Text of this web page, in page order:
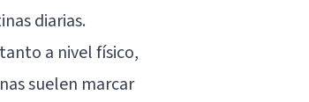
diarias.
a nivel físico,
suelen marcar